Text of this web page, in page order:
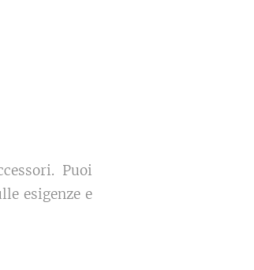
Puoi
esigenze e